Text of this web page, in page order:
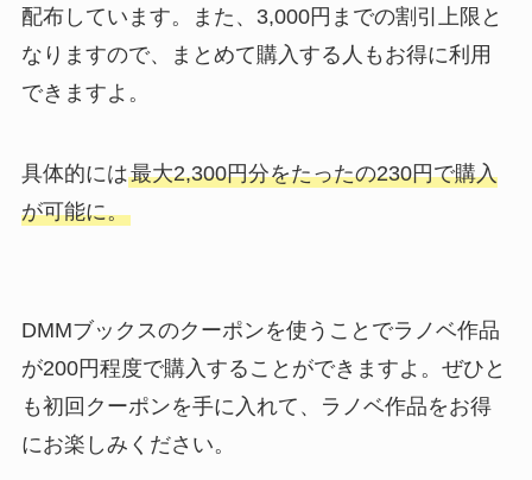
配布しています。また、3,000円までの割引上限と
なりますので、まとめて購入する人もお得に利用
できますよ。
具体的には最大2,300円分をたったの230円で購入
が可能に。
DMMブックスのクーポンを使うことでラノベ作品
が200円程度で購入することができますよ。ぜひと
も初回クーポンを手に入れて、ラノベ作品をお得
にお楽しみください。